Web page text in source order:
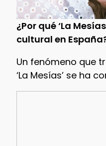
¿Por qué ‘La
cultural en
Un fenómeno que
‘La Mesías’ se ha